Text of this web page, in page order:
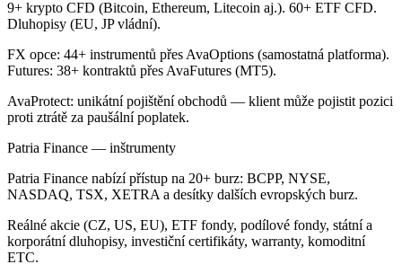
9+ krypto CFD (Bitcoin, Ethereum, Litecoin aj.). 60+ ETF CFD.
Dluhopisy (EU, JP vládní).
FX opce: 44+ instrumentů přes AvaOptions (samostatná platforma).
Futures: 38+ kontraktů přes AvaFutures (MT5).
AvaProtect: unikátní pojištění obchodů — klient může pojistit pozici
proti ztrátě za paušální poplatek.
Patria Finance — inštrumenty
Patria Finance nabízí přístup na 20+ burz: BCPP, NYSE,
NASDAQ, TSX, XETRA a desítky dalších evropských burz.
Reálné akcie (CZ, US, EU), ETF fondy, podílové fondy, státní a
korporátní dluhopisy, investiční certifikáty, warranty, komoditní
ETC.